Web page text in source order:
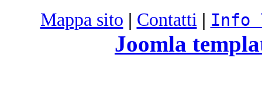
Mappa sito | Contatti | Info
Joomla